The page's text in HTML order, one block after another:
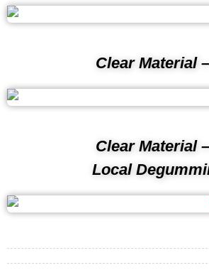
Clear Material
Clear Material
Local